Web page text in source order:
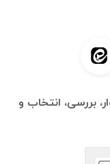
بررسی، انتخاب و